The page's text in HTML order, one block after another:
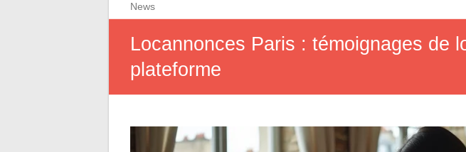
News
Locannonces Paris : témoignages de
plateforme